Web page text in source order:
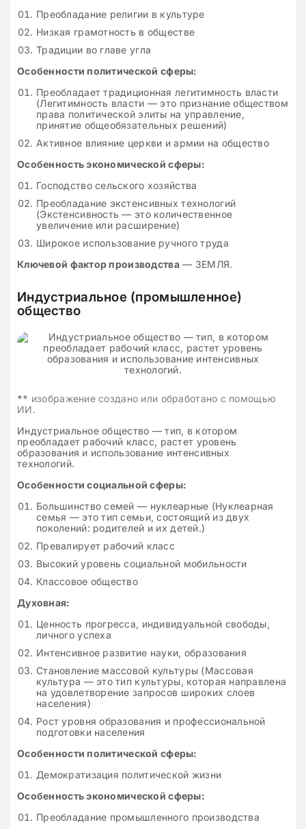
Преобладание религии в культуре
Низкая грамотность в обществе
Традиции во главе угла
Особенности политической сферы:
Преобладает традиционная легитимность власти
(Легитимность власти — это признание обществом
права политической элиты на управление,
принятие общеобязательных решений)
Активное влияние церкви и армии на общество
Особенность экономической сферы:
Господство сельского хозяйства
Преобладание экстенсивных технологий
(Экстенсивность — это количественное
увеличение или расширение)
Широкое использование ручного труда
Ключевой фактор производства— ЗЕМЛЯ.
Индустриальное (промышленное)
общество
** изображение создано или обработано с помощью
ИИ.
Индустриальное общество — тип, в котором
преобладает рабочий класс, растет уровень
образования и использование интенсивных
технологий.
Особенности социальной сферы:
Большинство семей — нуклеарные (Нуклеарная
семья — это тип семьи, состоящий из двух
поколений: родителей и их детей.)
Превалирует рабочий класс
Высокий уровень социальной мобильности
Классовое общество
Духовная:
Ценность прогресса, индивидуальной свободы,
личного успеха
Интенсивное развитие науки, образования
Становление массовой культуры (Массовая
культура — это тип культуры, которая направлена
на удовлетворение запросов широких слоев
населения)
Рост уровня образования и профессиональной
подготовки населения
Особенности политической сферы:
Демократизация политической жизни
Особенность экономической сферы:
Преобладание промышленного производства